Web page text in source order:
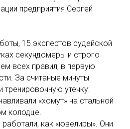
предприятия Сергей
15 экспертов судейской
секундомеры и строго
всех правил, в первую
За считаные минуты
тренировочную утечку:
«хомут» на стальной
колодце.
как «ювелиры». Они